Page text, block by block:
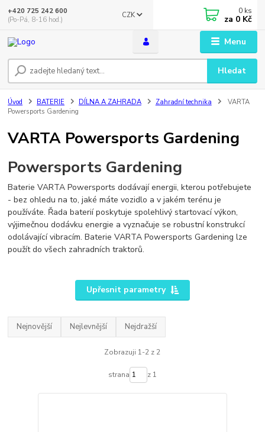
Menu
CZK
Hledat
+420 725 242 600
(Po-Pá, 8-16 hod.)
0 ks
za 0 Kč
Úvod BATERIE DÍLNA A ZAHRADA Zahradní technika
VARTA
Powersports Gardening
VARTA Powersports Gardening
Powersports Gardening
Baterie VARTA Powersports dodávají energii, kterou potřebujete
- bez ohledu na to, jaké máte vozidlo a v jakém terénu je
používáte. Řada baterií poskytuje spolehlivý startovací výkon,
výjimečnou dodávku energie a vyznačuje se robustní konstrukcí
odolávající vibracím. Baterie VARTA Powersports Gardening lze
použít do všech zahradních traktorů.
Upřesnit parametry
Nejnovější Nejlevnější Nejdražší
Zobrazuji 1-2 z 2
strana z 1